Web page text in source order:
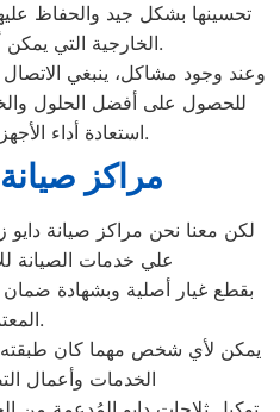
تحسينها بشكل جيد والحفاظ
الخارجية التي يمكن أن تؤثر على أدائها.
وعند وجود مشاكل، ينبغي الاتصال
للحصول على أفضل الحلول
استعادة أداء الأجهزة بأفضل حالاتها.
مراكز
لكن معنا نحن مراكز صيانة
علي خدمات الصيانة
المعتمد.
يمكن لأي شخص مهما كان طبقته
الخدمات وأعمال